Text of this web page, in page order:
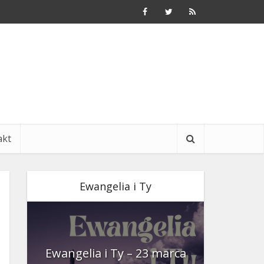
Ewangelia i Ty
Ewangelia i Ty – 23 marca